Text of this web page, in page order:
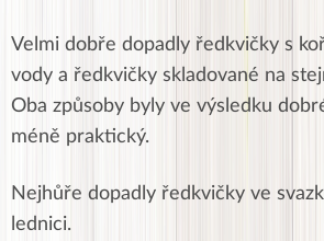
Velmi dobře dopadly ředkvičky s
vody a ředkvičky skladované na
Oba způsoby byly ve výsledku
méně praktický.
Nejhůře dopadly ředkvičky ve
lednici.